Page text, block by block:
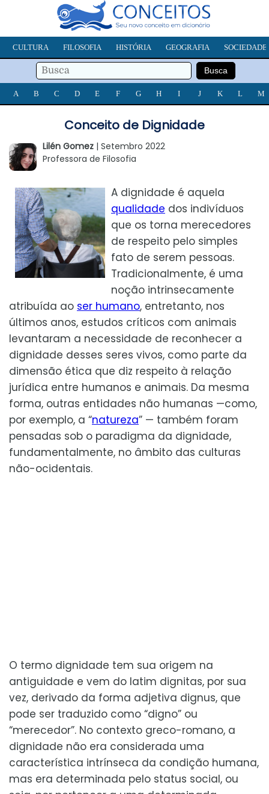
CULTURA FILOSOFIA HISTÓRIA GEOGRAFIA SOCIEDADE
A B C D E F G H I J K L M
Conceito de Dignidade
Lilén Gomez | Setembro 2022
Professora de Filosofia
A dignidade é aquela
qualidade dos indivíduos
que os torna merecedores
de respeito pelo simples
fato de serem pessoas.
Tradicionalmente, é uma
noção intrinsecamente
atribuída ao ser humano, entretanto, nos
últimos anos, estudos críticos com animais
levantaram a necessidade de reconhecer a
dignidade desses seres vivos, como parte da
dimensão ética que diz respeito à relação
jurídica entre humanos e animais. Da mesma
forma, outras entidades não humanas —como,
por exemplo, a “natureza” — também foram
pensadas sob o paradigma da dignidade,
fundamentalmente, no âmbito das culturas
não-ocidentais.
O termo dignidade tem sua origem na
antiguidade e vem do latim dignitas, por sua
vez, derivado da forma adjetiva dignus, que
pode ser traduzido como “digno” ou
“merecedor”. No contexto greco-romano, a
dignidade não era considerada uma
característica intrínseca da condição humana,
mas era determinada pelo status social, ou